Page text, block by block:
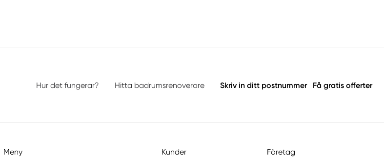
Hur det fungerar? Hitta badrumsrenoverare Skriv in ditt postnummer Få gratis offerter
Meny Kunder Företag